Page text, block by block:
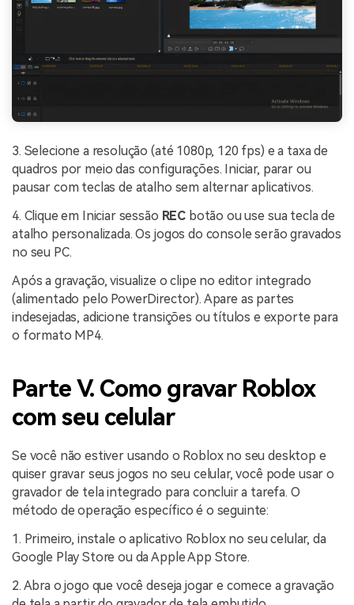
3. Selecione a resolução (até 1080p, 120 fps) e a taxa de
quadros por meio das configurações. Iniciar, parar ou
pausar com teclas de atalho sem alternar aplicativos.
4. Clique em Iniciar sessão REC botão ou use sua tecla de
atalho personalizada. Os jogos do console serão gravados
no seu PC.
Após a gravação, visualize o clipe no editor integrado
(alimentado pelo PowerDirector). Apare as partes
indesejadas, adicione transições ou títulos e exporte para
o formato MP4.
Parte V. Como gravar Roblox
com seu celular
Se você não estiver usando o Roblox no seu desktop e
quiser gravar seus jogos no seu celular, você pode usar o
gravador de tela integrado para concluir a tarefa. O
método de operação específico é o seguinte:
1. Primeiro, instale o aplicativo Roblox no seu celular, da
Google Play Store ou da Apple App Store.
2. Abra o jogo que você deseja jogar e comece a gravação